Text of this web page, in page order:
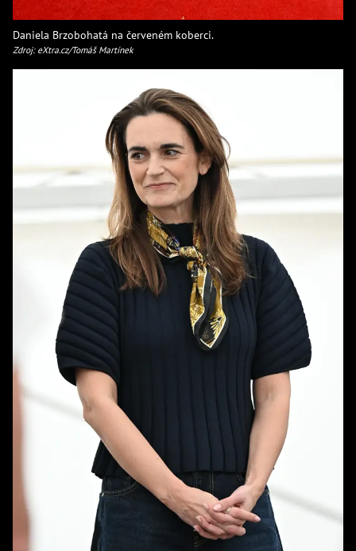
Daniela Brzobohatá na červeném koberci.
Zdroj: eXtra.cz/Tomáš Martínek